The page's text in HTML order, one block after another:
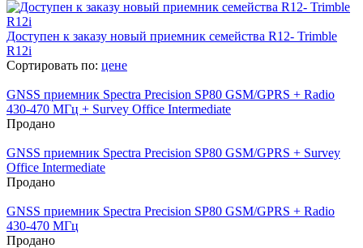
Доступен к заказу новый приемник семейства R12- Trimble
R12i
Сортировать по: цене
GNSS приемник Spectra Precision SP80 GSM/GPRS + Radio
430-470 МГц + Survey Office Intermediate
Продано
GNSS приемник Spectra Precision SP80 GSM/GPRS + Survey
Office Intermediate
Продано
GNSS приемник Spectra Precision SP80 GSM/GPRS + Radio
430-470 МГц
Продано